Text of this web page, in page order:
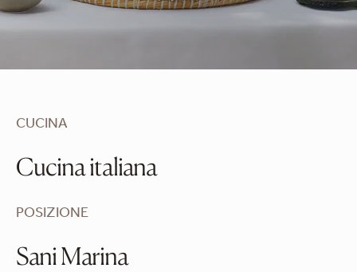
CUCINA
Cucina italiana
POSIZIONE
Sani Marina